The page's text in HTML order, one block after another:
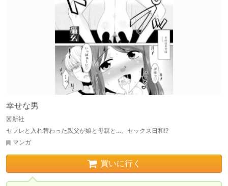
幸せな男
茜新社
セフレと入れ替わった親父が娘と母親と…、セックス日和!?
マンガ
買いに行く